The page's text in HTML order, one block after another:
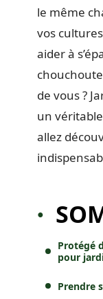
le même
vos
aider à
de vous ?
un
allez
Protégé
pour
Prendre